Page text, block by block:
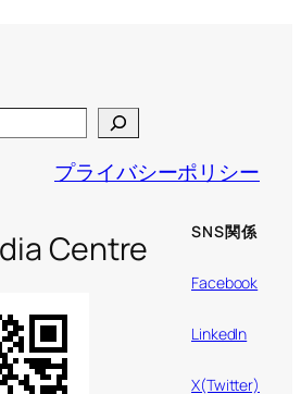
プライバシーポリシー
Centre SNS関係
Facebook
LinkedIn
X(Twitter)